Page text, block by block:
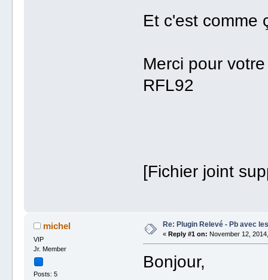
Et c'est comme
Merci pour
RFL92
[Fichier joint
michel
VIP
Jr. Member
Posts: 5
Re: Plugin Relevé - Pb avec
« Reply #1 on: November 12,
Bonjour,